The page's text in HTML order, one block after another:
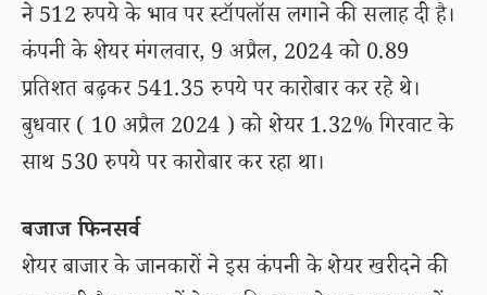
ने 512 रुपये के भाव पर स्टॉपलॉस लगाने की सलाह दी है।
कंपनी के शेयर मंगलवार, 9 अप्रैल, 2024 को 0.89
प्रतिशत बढ़कर 541.35 रुपये पर कारोबार कर रहे थे।
बुधवार ( 10 अप्रैल 2024 ) को शेयर 1.32% गिरवाट के
साथ 530 रुपये पर कारोबार कर रहा था।
बजाज फिनसर्व
शेयर बाजार के जानकारों ने इस कंपनी के शेयर खरीदने की